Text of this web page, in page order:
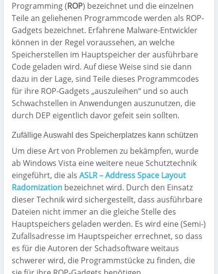
Programming (ROP) bezeichnet und die einzelnen
Teile an geliehenen Programmcode werden als ROP-
Gadgets bezeichnet. Erfahrene Malware-Entwickler
können in der Regel voraussehen, an welche
Speicherstellen im Hauptspeicher der ausführbare
Code geladen wird. Auf diese Weise sind sie dann
dazu in der Lage, sind Teile dieses Programmcodes
für ihre ROP-Gadgets „auszuleihen“ und so auch
Schwachstellen in Anwendungen auszunutzen, die
durch DEP eigentlich davor gefeit sein sollten.
Zufällige Auswahl des Speicherplatzes kann schützen
Um diese Art von Problemen zu bekämpfen, wurde
ab Windows Vista eine weitere neue Schutztechnik
eingeführt, die als ASLR – Address Space Layout
Radomization bezeichnet wird. Durch den Einsatz
dieser Technik wird sichergestellt, dass ausführbare
Dateien nicht immer an die gleiche Stelle des
Hauptspeichers geladen werden. Es wird eine (Semi-)
Zufallsadresse im Hauptspeicher errechnet, so dass
es für die Autoren der Schadsoftware weitaus
schwerer wird, die Programmstücke zu finden, die